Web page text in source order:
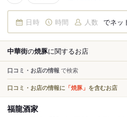
日時 時間 人数 でネッ
中華街の焼豚に関するお店
口コミ・お店の情報 で検索
口コミ・お店の情報に 「焼豚」 を含むお店
福龍酒家